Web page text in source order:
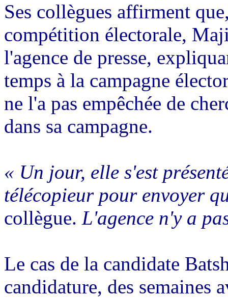
Ses collègues affirment
compétition électorale,
l'agence de presse,
temps à la campagne
ne l'a pas empêchée de
dans sa campagne.
« Un jour, elle s'est
télécopieur pour envoyer
collègue. L'agence n'y a
Le cas de la candidate
candidature, des semaines